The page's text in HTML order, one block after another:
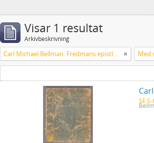
Visar 1 resultat
Arkivbeskrivning
Carl Michael Bellman: Fredmans epistlar [Nechers ex.]. Ep. 1-50 Med
SE